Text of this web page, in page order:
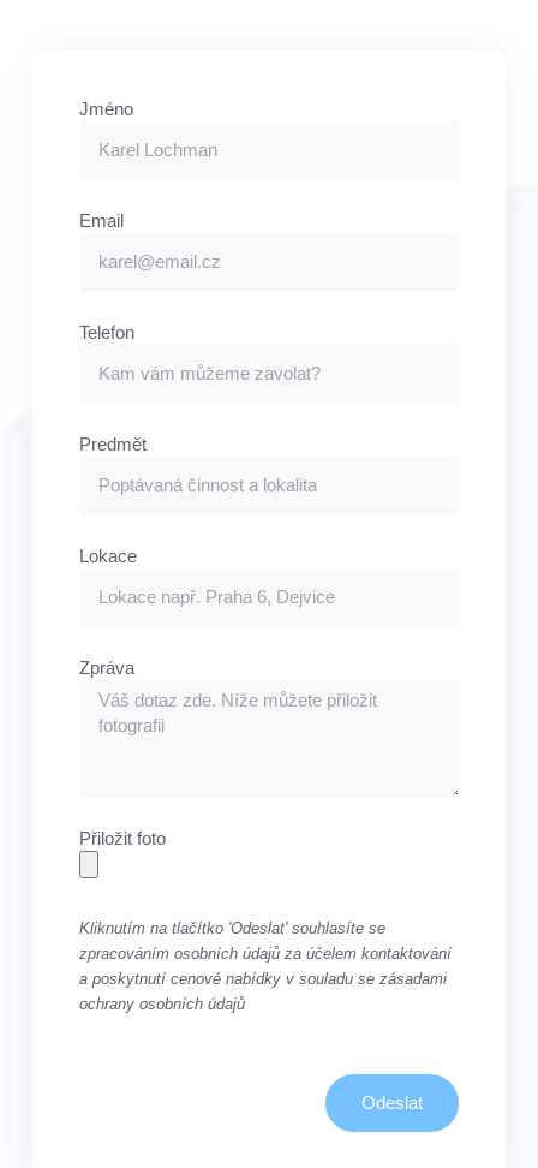
Jméno
Email
Telefon
Predmět
Lokace
Zpráva
Přiložit foto
Kliknutím na tlačítko 'Odeslat' souhlasíte se
zpracováním osobních údajů za účelem kontaktování
a poskytnutí cenové nabídky v souladu se zásadami
ochrany osobních údajů
Odeslat